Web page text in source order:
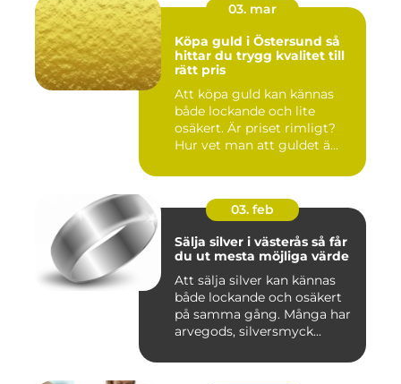
03. mar
Köpa guld i Östersund så
hittar du trygg kvalitet till
rätt pris
Att köpa guld kan kännas
både lockande och lite
osäkert. Är priset rimligt?
Hur vet man att guldet ä...
03. feb
Sälja silver i västerås så får
du ut mesta möjliga värde
Att sälja silver kan kännas
både lockande och osäkert
på samma gång. Många har
arvegods, silversmyck...